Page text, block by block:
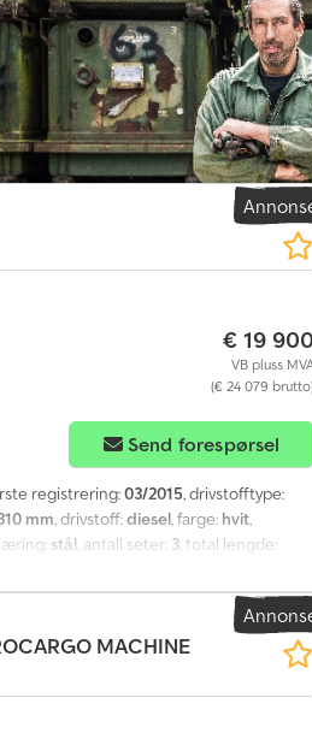
€ 19 900
VB pluss
(€ 24 079
Send forespørsel
registrering:03/2015, drivstofftype:
mm , drivstoff:diesel , farge: hvit
stål , antall seter: 3 , total lengde:
justerbart speil, elektrisk
MACHINE